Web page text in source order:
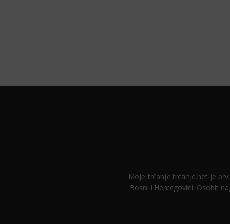
Moje trčanje trcanje.net je
Bosni i Hercegovini. Osobit